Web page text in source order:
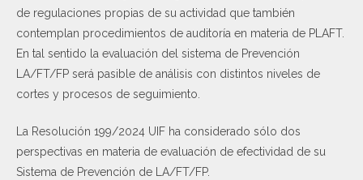
de regulaciones propias de su actividad que también
contemplan procedimientos de auditoría en materia de PLAFT.
En tal sentido la evaluación del sistema de Prevención
LA/FT/FP será pasible de análisis con distintos niveles de
cortes y procesos de seguimiento.
La Resolución 199/2024 UIF ha considerado sólo dos
perspectivas en materia de evaluación de efectividad de su
Sistema de Prevención de LA/FT/FP.